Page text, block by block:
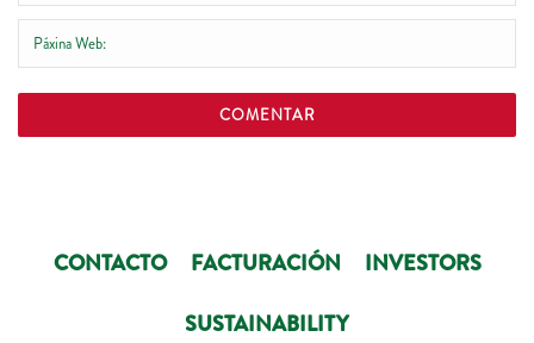
CONTACTO FACTURACIÓN
INVESTORS
SUSTAINABILITY